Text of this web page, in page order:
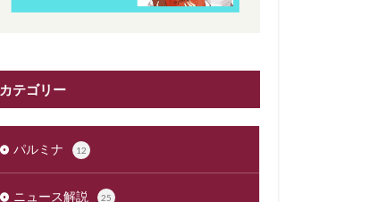
カテゴリー
パルミナ 12
ニュース解説 25